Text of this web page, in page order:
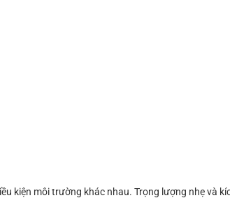
kiện môi trường khác nhau. Trọng lượng nhẹ và